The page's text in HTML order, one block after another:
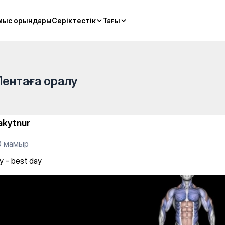
орындарыСеріктестік Тағы
орындарыСеріктестік Тағы
оралу
мамыр
- best day